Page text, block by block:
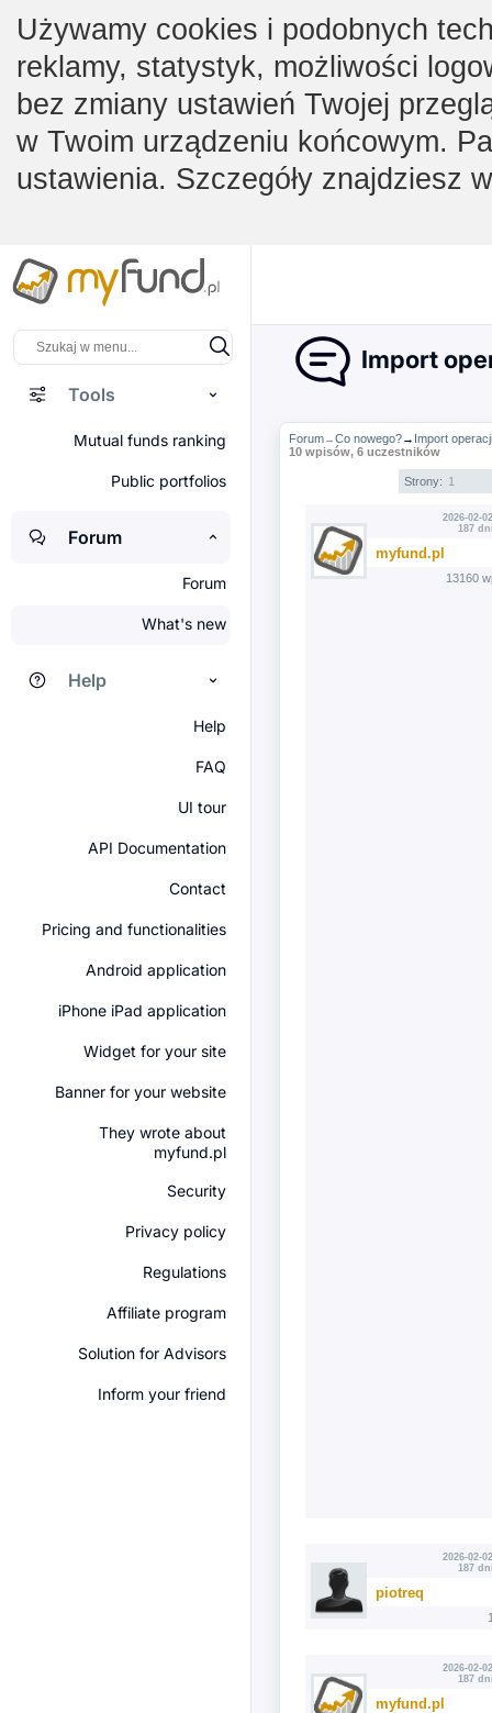
Używamy cookies i podobnych
reklamy, statystyk, możliwości
bez zmiany ustawień Twojej
w Twoim urządzeniu końcowym.
ustawienia. Szczegóły znajdziesz
Tools
Mutual funds ranking
Public portfolios
Forum
Forum
What's new
Help
Help
FAQ
UI tour
API Documentation
Contact
Pricing and functionalities
Android application
iPhone iPad application
Widget for your site
Banner for your website
They wrote about
myfund.pl
Security
Privacy policy
Regulations
Affiliate program
Solution for Advisors
Inform your friend
Import
Forum→Co nowego?→ Import
10 wpisów, 6 uczestników
Strony: 1
2026-02-
187
myfund.pl
13160
2026-02-
187
piotreq
2026-02-
187
myfund.pl